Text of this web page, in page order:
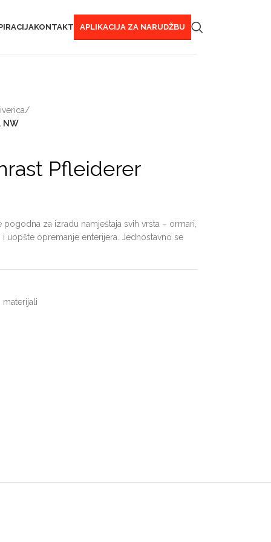
KONTAKT APLIKACIJA ZA NARUDŽBU
/
NW
Pfleiderer
za izradu namještaja svih vrsta – ormari,
uopšte opremanje enterijera. Jednostavno se
materijali